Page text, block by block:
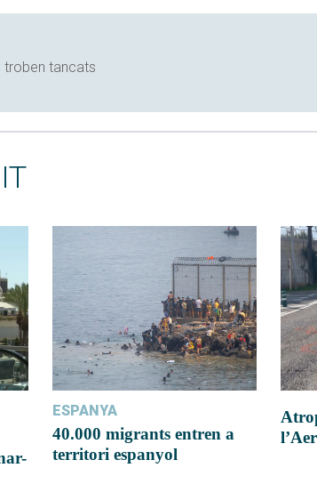
troben tancats
ESPANYA
40.000 migrants entren a
territori espanyol